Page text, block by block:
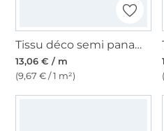
Tissu déco semi panama Enjoy Vintage Plants and Leafs, rose fuchsia
13,06 € / m
(9,67 € / 1 m²)